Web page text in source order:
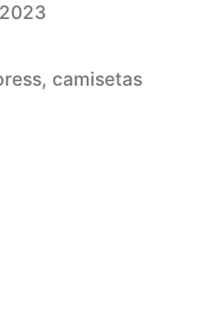
, camisetas